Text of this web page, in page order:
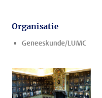
Organisatie
Geneeskunde/LUMC